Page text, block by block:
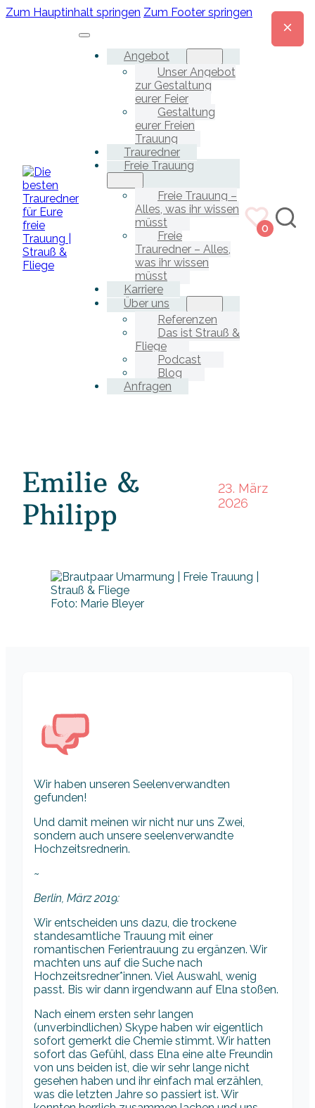
Zum Hauptinhalt springen Zum Footer springen
Angebot
Unser Angebot
zur Gestaltung
eurer Feier
Gestaltung
eurer Freien
Trauung
Trauredner
Freie Trauung
Freie Trauung –
Alles, was ihr wissen
müsst
Freie
Trauredner – Alles,
was ihr wissen
müsst
Karriere
Über uns
Referenzen
Das ist Strauß &
Fliege
Podcast
Blog
Anfragen
0
Emilie &
Philipp
23. März
2026
Foto: Marie Bleyer
Wir haben unseren Seelenverwandten
gefunden!
Und damit meinen wir nicht nur uns Zwei,
sondern auch unsere seelenverwandte
Hochzeitsrednerin.
~
Berlin, März 2019:
Wir entscheiden uns dazu, die trockene
standesamtliche Trauung mit einer
romantischen Ferientrauung zu ergänzen. Wir
machten uns auf die Suche nach
Hochzeitsredner*innen. Viel Auswahl, wenig
passt. Bis wir dann irgendwann auf Elna stoßen.
Nach einem ersten sehr langen
(unverbindlichen) Skype haben wir eigentlich
sofort gemerkt die Chemie stimmt. Wir hatten
sofort das Gefühl, dass Elna eine alte Freundin
von uns beiden ist, die wir sehr lange nicht
gesehen haben und ihr einfach mal erzählen,
was die letzten Jahre so passiert ist. Wir